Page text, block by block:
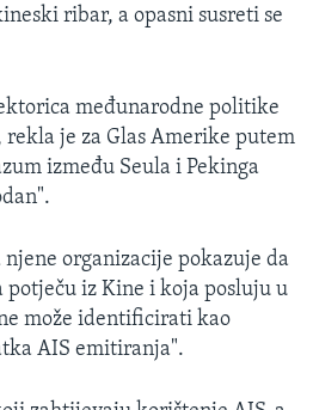
ribar, a opasni susreti se
međunarodne politike
rekla je za Glas Amerike putem
između Seula i Pekinga
organizacije pokazuje da
potječu iz Kine i koja posluju u
može identificirati kao
AIS emitiranja".